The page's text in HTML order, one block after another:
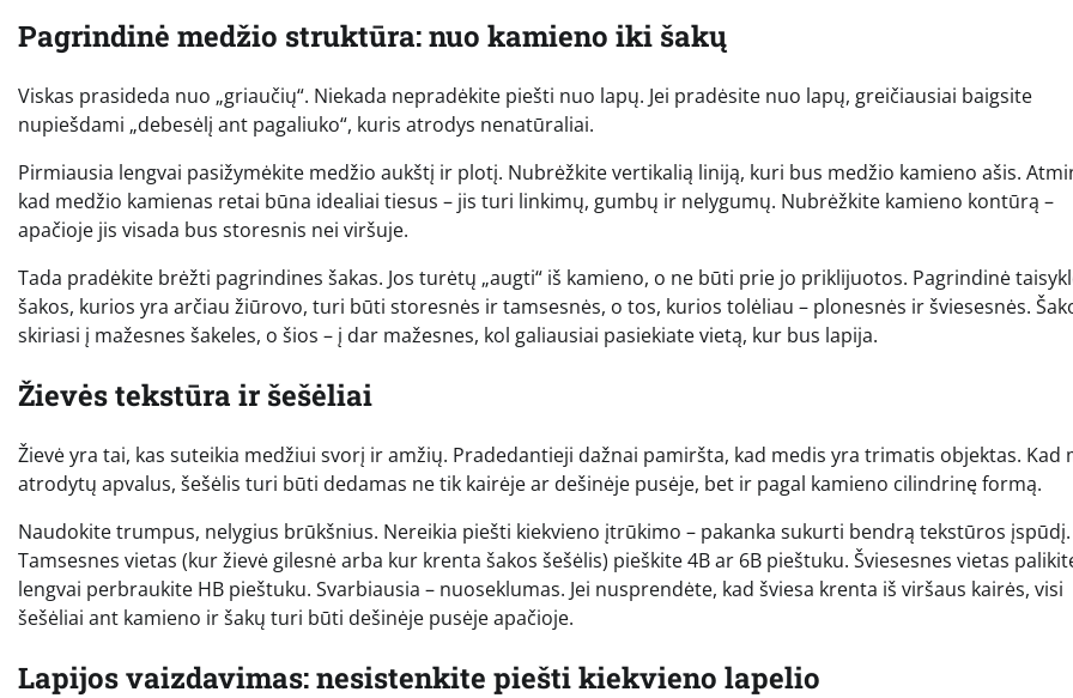
Pagrindinė medžio struktūra: nuo kamieno iki šakų
Viskas prasideda nuo „griaučių“. Niekada nepradėkite piešti nuo lapų. Jei pradėsite nuo lapų, greičiausiai baigsite
nupiešdami „debesėlį ant pagaliuko“, kuris atrodys nenatūraliai.
Pirmiausia lengvai pasižymėkite medžio aukštį ir plotį. Nubrėžkite vertikalią liniją, kuri bus medžio kamieno ašis.
kad medžio kamienas retai būna idealiai tiesus – jis turi linkimų, gumbų ir nelygumų. Nubrėžkite kamieno kontūrą –
apačioje jis visada bus storesnis nei viršuje.
Tada pradėkite brėžti pagrindines šakas. Jos turėtų „augti“ iš kamieno, o ne būti prie jo priklijuotos. Pagrindinė
šakos, kurios yra arčiau žiūrovo, turi būti storesnės ir tamsesnės, o tos, kurios tolėliau – plonesnės ir šviesesnės.
skiriasi į mažesnes šakeles, o šios – į dar mažesnes, kol galiausiai pasiekiate vietą, kur bus lapija.
Žievės tekstūra ir šešėliai
Žievė yra tai, kas suteikia medžiui svorį ir amžių. Pradedantieji dažnai pamiršta, kad medis yra trimatis objektas. Kad
atrodytų apvalus, šešėlis turi būti dedamas ne tik kairėje ar dešinėje pusėje, bet ir pagal kamieno cilindrinę formą.
Naudokite trumpus, nelygius brūkšnius. Nereikia piešti kiekvieno įtrūkimo – pakanka sukurti bendrą tekstūros įspūdį.
Tamsesnes vietas (kur žievė gilesnė arba kur krenta šakos šešėlis) pieškite 4B ar 6B pieštuku. Šviesesnes vietas
lengvai perbraukite HB pieštuku. Svarbiausia – nuoseklumas. Jei nusprendėte, kad šviesa krenta iš viršaus kairės, visi
šešėliai ant kamieno ir šakų turi būti dešinėje pusėje apačioje.
Lapijos vaizdavimas: nesistenkite piešti kiekvieno lapelio